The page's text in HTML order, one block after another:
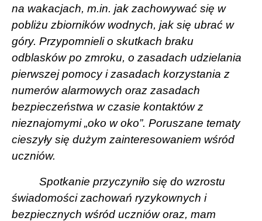
na wakacjach, m.in. jak zachowywać się w
pobliżu zbiorników wodnych, jak się ubrać w
góry. Przypomnieli o skutkach braku
odblasków po zmroku, o zasadach udzielania
pierwszej pomocy i zasadach korzystania z
numerów alarmowych oraz zasadach
bezpieczeństwa w czasie kontaktów z
nieznajomymi „oko w oko”. Poruszane tematy
cieszyły się dużym zainteresowaniem wśród
uczniów.
Spotkanie przyczyniło się do wzrostu
świadomości zachowań ryzykownych i
bezpiecznych wśród uczniów oraz, mam